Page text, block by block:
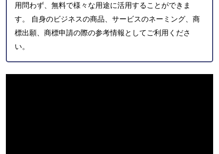
用問わず、無料で様々な用途に活用することができま
す。 自身のビジネスの商品、サービスのネーミング、商
標出願、商標申請の際の参考情報としてご利用くださ
い。